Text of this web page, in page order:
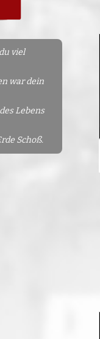
viel
war dein
Lebens
Schoß.